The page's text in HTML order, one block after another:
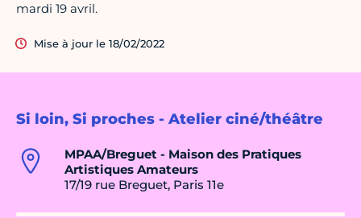
Si loin, Si proches - Atelier ciné/théâtre
MPAA/Breguet - Maison des Pratiques
Artistiques Amateurs
17/19 rue Breguet, Paris 11e
mardi 19 avril.
Mise à jour le 18/02/2022